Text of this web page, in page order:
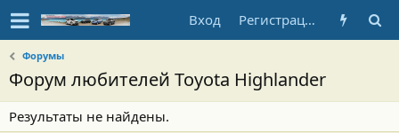
Вход Регистрация
Форумы
Форум любителей Toyota Highlander
Результаты не найдены.